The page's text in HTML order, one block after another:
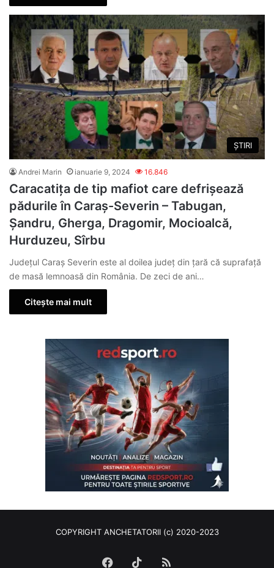
ȘTIRI
Andrei Marin ianuarie 9, 2024 16.846
Caracatița de tip mafiot care defrișează
pădurile în Caraș-Severin – Tabugan,
Șandru, Gherga, Dragomir, Mocioalcă,
Hurduzeu, Sîrbu
Județul Caraș Severin este al doilea județ din țară că suprafață
de masă lemnoasă din România. De zeci de ani…
Citește mai mult
COPYRIGHT ANCHETATORII (c) 2020-2023
Facebook
TikTok